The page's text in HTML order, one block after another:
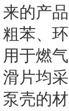
来的产
粗苯、
用于燃
滑片均
泵壳的